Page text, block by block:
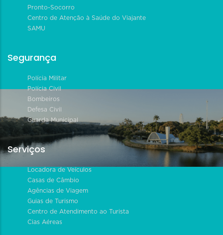
Pronto-Socorro
Centro de Atenção à Saúde do Viajante
SAMU
Segurança
Polícia Militar
Polícia Civil
Bombeiros
Defesa Civil
Guarda Municipal
Serviços
Locadora de Veículos
Casas de Câmbio
Agências de Viagem
Guias de Turismo
Centro de Atendimento ao Turista
Cias Aéreas